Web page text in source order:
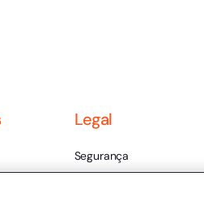
Legal
Segurança